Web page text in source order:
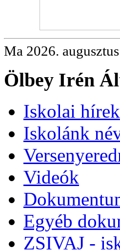
Ma 2026.
Ölbey Irén
Iskolai hírek
Iskolánk
Videók
Egyéb
ZSIVAJ -